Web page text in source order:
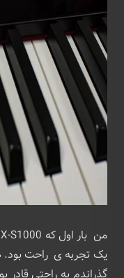
یک تجربه ی راحت بود.
گذراندم به راحتی قادر